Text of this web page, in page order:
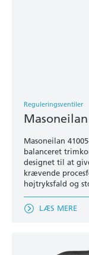
Reguleringsventiler
Masoneilan
balanceret
designet til at
krævende
højtryksfald og
LÆS MERE